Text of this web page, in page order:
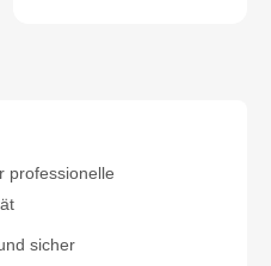
professionelle
sicher